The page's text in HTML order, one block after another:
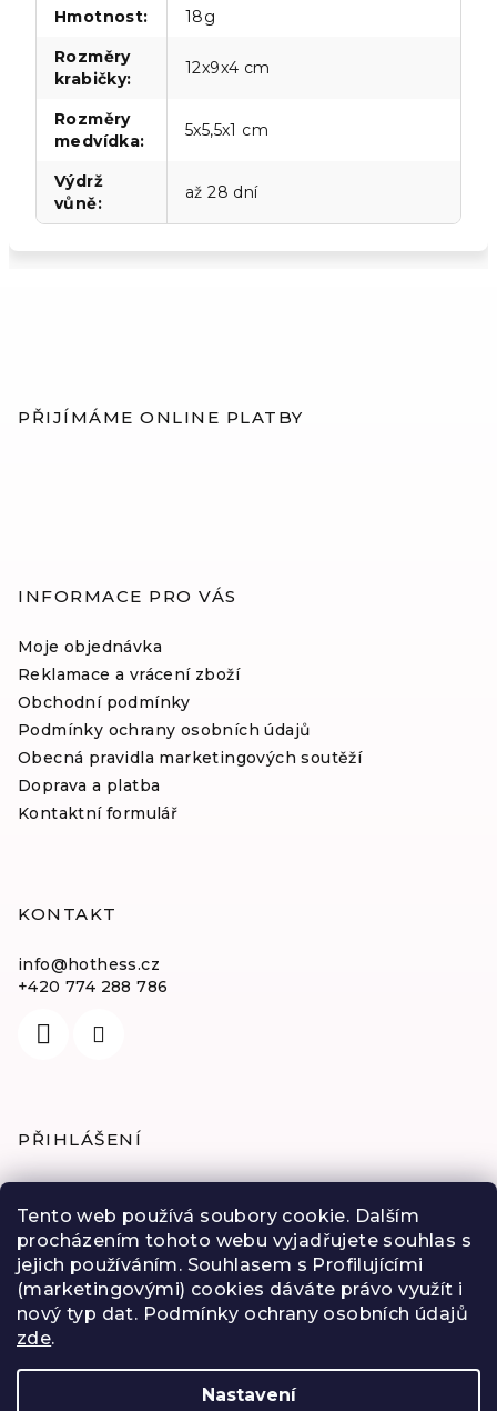
Tento web používá soubory cookie. Dalším
procházením tohoto webu vyjadřujete souhlas s
jejich používáním. Souhlasem s Profilujícími
(marketingovými) cookies dáváte právo využít i
nový typ dat. Podmínky ochrany osobních údajů
zde.
Nastavení
Hmotnost:
18g
Rozměry
krabičky:
12x9x4 cm
Rozměry
medvídka:
5x5,5x1 cm
Výdrž
vůně:
až 28 dní
PŘIJÍMÁME ONLINE PLATBY
INFORMACE PRO VÁS
Moje objednávka
Reklamace a vrácení zboží
Obchodní podmínky
Podmínky ochrany osobních údajů
Obecná pravidla marketingových soutěží
Doprava a platba
Kontaktní formulář
KONTAKT
info@hothess.cz
+420 774 288 786
PŘIHLÁŠENÍ
Heslo
Přihlásit se
Nová registrace